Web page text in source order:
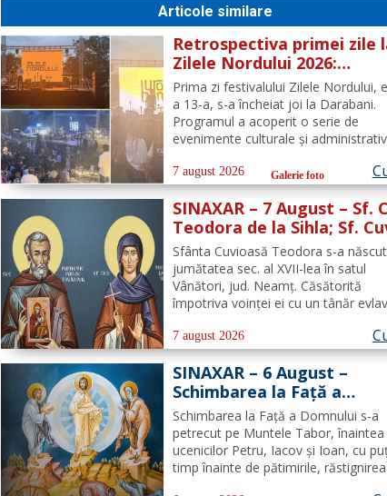
Articole similare
Retrospectiva primei zile
Zilele Nordului 2026:
Dezbateri, concert Byron
proiecție de film
Prima zi festivalului Zilele Nordului,
a 13-a, s-a încheiat joi la Darabani.
Programul a acoperit o serie de
evenimente culturale și
Conform programului oficial
de Asociația Nord, mai jos se
sinteza activităților,...
7 august 2026 Galerie foto
SINAXAR – 7 August – Sf.
Teodora de la Sihla; Sf.
Pafnutie - Pârvu Zugravul
Sfânta Cuvioasă Teodora s-a
jumătatea sec. al XVII-lea în satul
Vânători, jud. Neamţ. Căsătorită
împotriva voinţei ei cu un tânăr
îmbrăţişat viaţa monahală la Schitul
Vărzăreşti, Vrancea, iar soţul ei, de
asemenea, s-a călugărit la...
7 august 2026
SINAXAR – 6 August –
Schimbarea la Față a
Domnului (dezlegare la
Schimbarea la Față a Domnului s-a
petrecut pe Muntele Tabor, înaintea
ucenicilor Petru, Iacov și Ioan, cu
timp înainte de pătimirile,